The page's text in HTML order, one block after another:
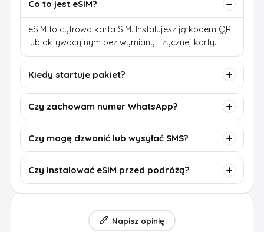
Co to jest eSIM?
eSIM to cyfrowa karta SIM. Instalujesz ją kodem QR
lub aktywacyjnym bez wymiany fizycznej karty.
Kiedy startuje pakiet?
Czy zachowam numer WhatsApp?
Czy mogę dzwonić lub wysyłać SMS?
Czy instalować eSIM przed podróżą?
Napisz opinię